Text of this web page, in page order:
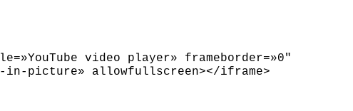
video player» frameborder=»0″
in-picture» allowfullscreen></iframe>